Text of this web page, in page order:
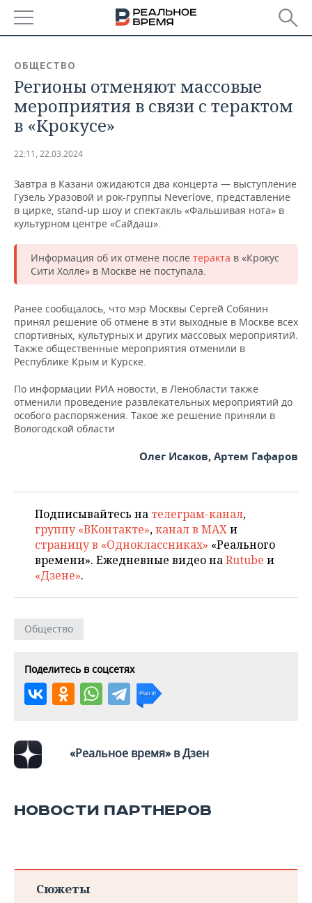
БАШКОРТОСТАН
ТАТАРСТАН
НОВОСТИ
АНАЛИТИКА
ДЕКЛАРАЦИИ О ДОХОДАХ
КОРОЛИ ГОСЗАКАЗА ПФО
ВУЗЫ ТАТАРСТАНА
КОМУ ПРИНАДЛЕЖАТ
ТОРГОВЫЕ ЦЕНТРЫ
НОВОСТИ ЭКОНОМИКИ
ФИНАНСЫ
БАНКИ
БЮДЖЕТ
ИНВЕСТИЦИИ
ПРОМЫШЛЕННОСТЬ
НОВОСТИ
ПРОМЫШЛЕННОСТИ
АГРОПРОМ
МАШИНОСТРОЕНИЕ
НЕФТЕХИМИЯ
НЕФТЬ
ЭНЕРГЕТИКА
НЕДВИЖИМОСТЬ
НОВОСТИ НЕДВИЖИМОСТИ
АВТО
НОВОСТИ АВТО
БИЗНЕС
НОВОСТИ БИЗНЕСА
РОЗНИЧНАЯ ТОРГОВЛЯ
ТРАНСПОРТ
УСЛУГИ
ТЕХНОЛОГИИ
НОВОСТИ ТЕХНОЛОГИЙ
МЕДИА
ТЕЛЕКОММУНИКАЦИИ
МЕРОПРИЯТИЯ
НОВОСТИ МЕРОПРИЯТИЙ
ВЫЕЗДНАЯ РЕДАКЦИЯ
БИЗНЕС-БРАНЧИ
СПОРТ
НОВОСТИ СПОРТА
ФУТБОЛ
ВОЛЕЙБОЛ
КИБЕРСПОРТ
ФИГУРНОЕ КАТАНИЕ
ВОДНЫЕ ВИДЫ СПОРТА
ОБЩЕСТВО
НОВОСТИ ОБЩЕСТВА
ИСТОРИЯ
КУЛЬТУРА
МЕДИЦИНА
ОБРАЗОВАНИЕ
ФОТОГАЛЕРЕЯ
СПИСОК ПЕРСОН
СПИСОК КОМПАНИЙ
ПОЛНАЯ ВЕРСИЯ
ОБЩЕСТВО
Регионы отменяют массовые
мероприятия в связи с терактом
в «Крокусе»
22:11, 22.03.2024
Завтра в Казани ожидаются два концерта — выступление
Гузель Уразовой и рок-группы Neverlove, представление
в цирке, stand-up шоу и спектакль «Фальшивая нота» в
культурном центре «Сайдаш».
Информация об их отмене после теракта в «Крокус
Сити Холле» в Москве не поступала.
Ранее сообщалось, что мэр Москвы Сергей Собянин
принял решение об отмене в эти выходные в Москве всех
спортивных, культурных и других массовых мероприятий.
Также общественные мероприятия отменили в
Республике Крым и Курске.
По информации РИА новости, в Ленобласти также
отменили проведение развлекательных мероприятий до
особого распоряжения. Такое же решение приняли в
Вологодской области
Олег Исаков, Артем Гафаров
Подписывайтесь на телеграм-канал,
группу «ВКонтакте»,канал в MAXи
страницу в «Одноклассниках» «Реального
времени». Ежедневные видео наRutube и
«Дзене».
Общество
Поделитесь в соцсетях
«Реальное время» в Дзен
НОВОСТИ ПАРТНЕРОВ
Сюжеты